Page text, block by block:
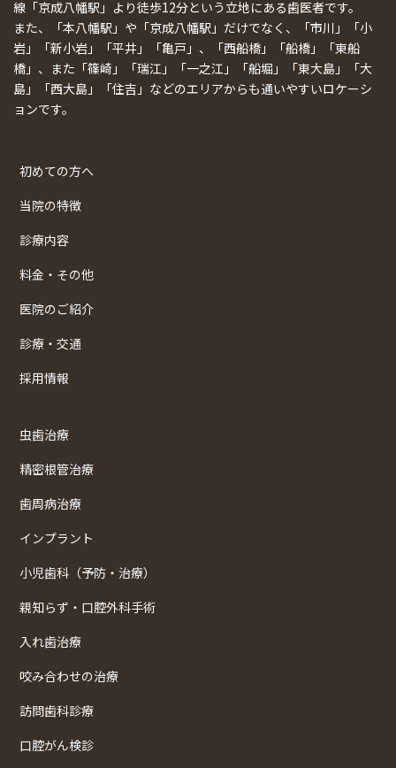
線「京成八幡駅」より徒歩12分という立地にある歯医者です。
また、「本八幡駅」や「京成八幡駅」だけでなく、「市川」「小
岩」「新小岩」「平井」「亀戸」、「西船橋」「船橋」「東船
橋」、また「篠崎」「瑞江」「一之江」「船堀」「東大島」「大
島」「西大島」「住吉」などのエリアからも通いやすいロケーシ
ョンです。
初めての方へ
当院の特徴
診療内容
料金・その他
医院のご紹介
診療・交通
採用情報
虫歯治療
精密根管治療
歯周病治療
インプラント
小児歯科（予防・治療）
親知らず・口腔外科手術
入れ歯治療
咬み合わせの治療
訪問歯科診療
口腔がん検診